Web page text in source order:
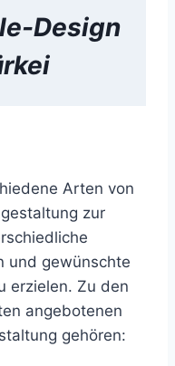
Design
Arten von
zur
und gewünschte
erzielen. Zu den
angebotenen
gehören: